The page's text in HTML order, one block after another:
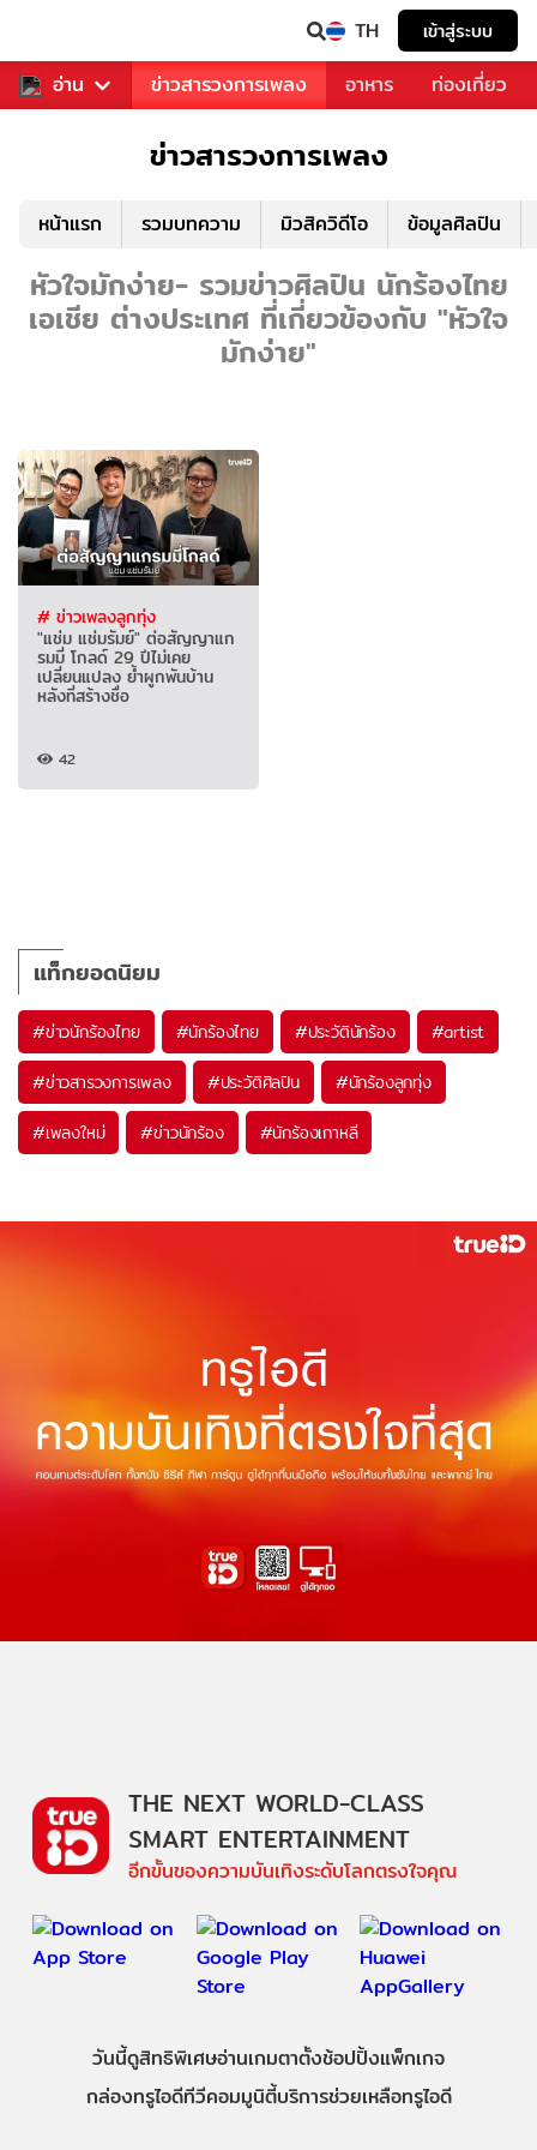
TH เข้าสู่ระบบ
อ่าน
ข่าวบันเทิง ข่าวสารวงการเพลง อาหาร ท่องเที่ยว
ข่าวสารวงการเพลง
หน้าแรก รวมบทความ มิวสิควิดีโอ ข้อมูลศิลปิน
หัวใจมักง่าย- รวมข่าวศิลปิน นักร้องไทย
เอเชีย ต่างประเทศ ที่เกี่ยวข้องกับ "หัวใจ
มักง่าย"
# ข่าวเพลงลูกทุ่ง
"แช่ม แช่มรัมย์" ต่อสัญญาแก
รมมี่ โกลด์ 29 ปีไม่เคย
เปลี่ยนแปลง ย้ำผูกพันบ้าน
หลังที่สร้างชื่อ
42
แท็กยอดนิยม
#ข่าวนักร้องไทย #นักร้องไทย #ประวัตินักร้อง #artist
#ข่าวสารวงการเพลง #ประวัติศิลปิน #นักร้องลูกทุ่ง
#เพลงใหม่ #ข่าวนักร้อง #นักร้องเกาหลี
THE NEXT WORLD-CLASS
SMART ENTERTAINMENT
อีกขั้นของความบันเทิงระดับโลกตรงใจคุณ
วันนี้ดูสิทธิพิเศษอ่านเกมตาตั้งช้อปปิ้งแพ็กเกจ
กล่องทรูไอดีทีวีคอมมูนิตี้บริการช่วยเหลือทรูไอดี